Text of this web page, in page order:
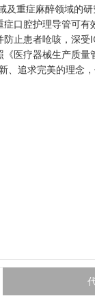
及重症麻醉领域的
口腔护理导管可
止患者呛咳，深
医疗器械生产质
、追求完美的理念